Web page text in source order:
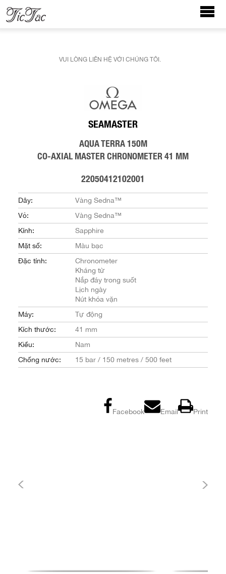
VUI LÒNG LIÊN HỆ VỚI CHÚNG TÔI.
SEAMASTER
AQUA TERRA 150M
CO-AXIAL MASTER CHRONOMETER 41 MM
22050412102001
Dây:
Vàng Sedna™
Vỏ:
Vàng Sedna™
Kính:
Sapphire
Mặt số:
Màu bạc
Đặc tính:
Chronometer
Kháng từ
Nắp đáy trong suốt
Lịch ngày
Nút khóa vặn
Máy:
Tự động
Kích thước:
41 mm
Kiểu:
Nam
Chống nước:
15 bar / 150 metres / 500 feet
Facebook Email Print